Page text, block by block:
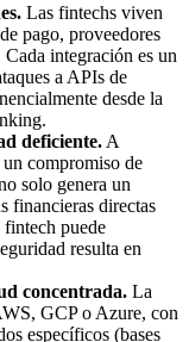
Las fintechs viven
pago, proveedores
integración es un
a APIs de
desde la
deficiente. A
compromiso de
solo genera un
financieras directas
fintech puede
resulta en
concentrada. La
GCP o Azure, con
específicos (bases